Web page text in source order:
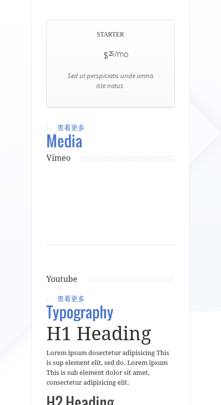
STARTER
$25 /mo
Sed ut perspiciatis unde omnis
iste natus.
查看更多
Media
Vimeo
Youtube
查看更多
Typography
H1 Heading
Lorem ipsum dosectetur adipisicing This
is sup element elit, sed do. Lorem ipsum
This is sub element dolor sit amet,
consectetur adipisicing elit.